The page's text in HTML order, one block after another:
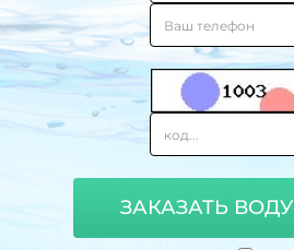
ЗАКАЗАТЬ ВОДУ